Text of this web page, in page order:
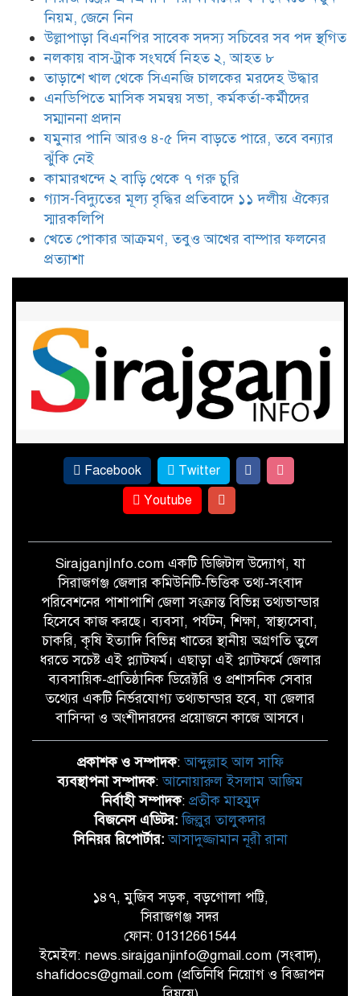
এনডিপিতে মাসিক সমন্বয় সভা,
কর্মকর্তা-কর্মীদের সম্মাননা প্রদান
যমুনার পানি আরও ৪-৫ দিন বাড়তে
গ্যাস-বিদ্যুতের মূল্য বৃদ্ধির প্রতিবাদে
খেতে পোকার আক্রমণ, তবুও আখের
বাম্পার ফলনের প্রত্যাশা
নিয়ম, জেনে নিন
উল্লাপাড়া বিএনপির সাবেক সদস্য সচিবের সব পদ স্থগিত
নলকায় বাস-ট্রাক সংঘর্ষে নিহত ২, আহত ৮
তাড়াশে খাল থেকে সিএনজি চালকের মরদেহ উদ্ধার
এনডিপিতে মাসিক সমন্বয় সভা, কর্মকর্তা-কর্মীদের
সম্মাননা প্রদান
যমুনার পানি আরও ৪-৫ দিন বাড়তে পারে, তবে বন্যার
ঝুঁকি নেই
কামারখন্দে ২ বাড়ি থেকে ৭ গরু চুরি
গ্যাস-বিদ্যুতের মূল্য বৃদ্ধির প্রতিবাদে ১১ দলীয় ঐক্যের
স্মারকলিপি
খেতে পোকার আক্রমণ, তবুও আখের বাম্পার ফলনের
প্রত্যাশা
Facebook
Twitter
Youtube
SirajganjInfo.com একটি ডিজিটাল উদ্যোগ, যা
সিরাজগঞ্জ জেলার কমিউনিটি-ভিত্তিক তথ্য-সংবাদ
পরিবেশনের পাশাপাশি জেলা সংক্রান্ত বিভিন্ন তথ্যভান্ডার
হিসেবে কাজ করছে। ব্যবসা, পর্যটন, শিক্ষা, স্বাস্থ্যসেবা,
চাকরি, কৃষি ইত্যাদি বিভিন্ন খাতের স্থানীয় অগ্রগতি তুলে
ধরতে সচেষ্ট এই প্ল্যাটফর্ম। এছাড়া এই প্ল্যাটফর্মে জেলার
ব্যবসায়িক-প্রাতিষ্ঠানিক ডিরেক্টরি ও প্রশাসনিক সেবার
তথ্যের একটি নির্ভরযোগ্য তথ্যভান্ডার হবে, যা জেলার
বাসিন্দা ও অংশীদারদের প্রয়োজনে কাজে আসবে।
প্রকাশক ও সম্পাদক:আব্দুল্লাহ আল সাফি
ব্যবস্থাপনা সম্পাদক:আনোয়ারুল ইসলাম আজিম
নির্বাহী সম্পাদক: প্রতীক মাহমুদ
বিজনেস এডিটর: জিল্লুর তালুকদার
সিনিয়র রিপোর্টার: আসাদুজ্জামান নূরী রানা
১৪৭, মুজিব সড়ক, বড়গোলা পট্টি,
সিরাজগঞ্জ সদর
ফোন: 01312661544
ইমেইল: news.sirajganjinfo@gmail.com (সংবাদ),
shafidocs@gmail.com (প্রতিনিধি নিয়োগ ও বিজ্ঞাপন